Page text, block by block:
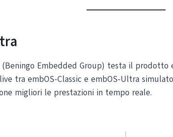
(Beningo Embedded Group) testa il
tra embOS-Classic e embOS-Ultra
migliori le prestazioni in tempo reale.